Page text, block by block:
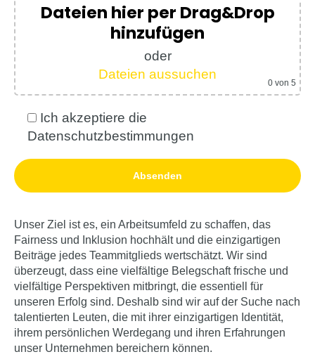
Dateien hier per Drag&Drop
hinzufügen
oder
Dateien aussuchen
0 von 5
Ich akzeptiere die
Datenschutzbestimmungen
Unser Ziel ist es, ein Arbeitsumfeld zu schaffen, das
Fairness und Inklusion hochhält und die einzigartigen
Beiträge jedes Teammitglieds wertschätzt. Wir sind
überzeugt, dass eine vielfältige Belegschaft frische und
vielfältige Perspektiven mitbringt, die essentiell für
unseren Erfolg sind. Deshalb sind wir auf der Suche nach
talentierten Leuten, die mit ihrer einzigartigen Identität,
ihrem persönlichen Werdegang und ihren Erfahrungen
unser Unternehmen bereichern können.